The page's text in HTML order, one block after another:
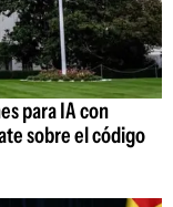
para IA con
sobre el código